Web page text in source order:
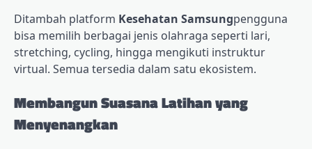
Ditambah platform Kesehatan Samsungpengguna
bisa memilih berbagai jenis olahraga seperti lari,
stretching, cycling, hingga mengikuti instruktur
virtual. Semua tersedia dalam satu ekosistem.
Membangun Suasana Latihan yang
Menyenangkan